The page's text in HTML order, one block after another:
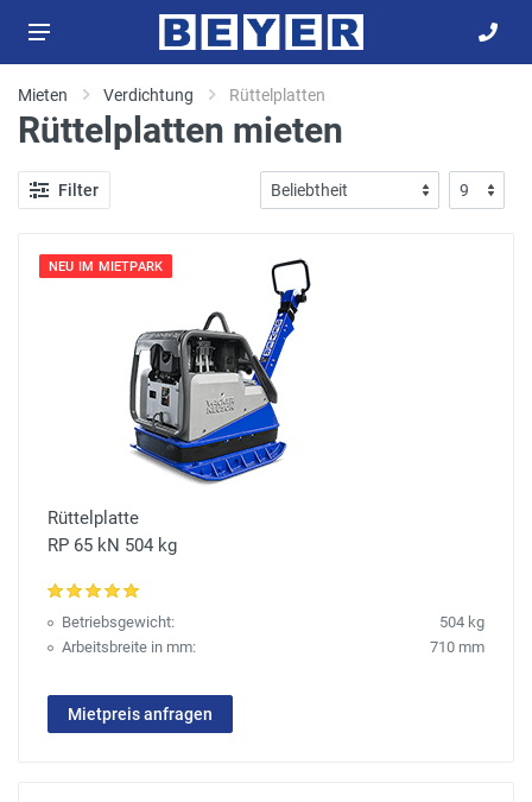
Mieten Verdichtung Rüttelplatten
Rüttelplatten mieten
Filter
NEU IM MIETPARK
Rüttelplatte
RP 65 kN 504 kg
Betriebsgewicht:
504 kg
Arbeitsbreite in mm:
710 mm
Mietpreis anfragen